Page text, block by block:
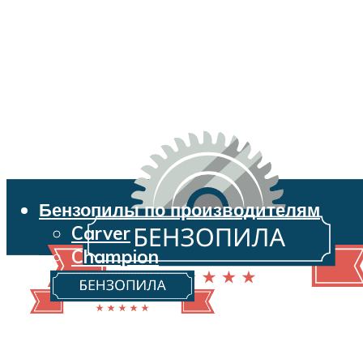
Бензопилы по производителям
Carver
Champion
Echo
Husqvarna